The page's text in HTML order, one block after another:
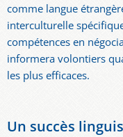
comme langue
interculturelle
compétences en
informera volontiers
les plus efficaces.
Un succès